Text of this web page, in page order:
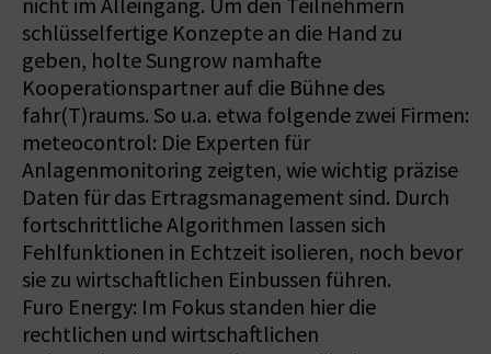
nicht im Alleingang. Um den Teilnehmern
schlüsselfertige Konzepte an die Hand zu
geben, holte Sungrow namhafte
Kooperationspartner auf die Bühne des
fahr(T)raums. So u.a. etwa folgende zwei Firmen:
meteocontrol: Die Experten für
Anlagenmonitoring zeigten, wie wichtig präzise
Daten für das Ertragsmanagement sind. Durch
fortschrittliche Algorithmen lassen sich
Fehlfunktionen in Echtzeit isolieren, noch bevor
sie zu wirtschaftlichen Einbussen führen.
Furo Energy: Im Fokus standen hier die
rechtlichen und wirtschaftlichen